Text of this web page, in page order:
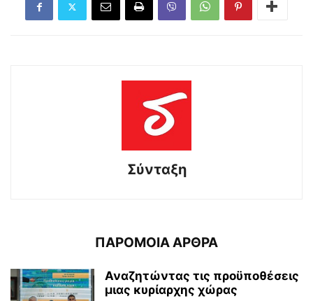
Σύνταξη
ΠΑΡΟΜΟΙΑ ΑΡΘΡΑ
Αναζητώντας τις προϋποθέσεις
μιας κυρίαρχης χώρας